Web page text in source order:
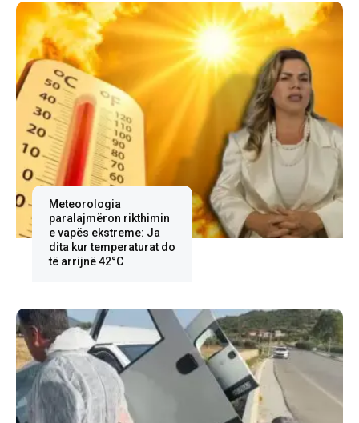
Meteorologia
paralajmëron rikthimin
e vapës ekstreme: Ja
dita kur temperaturat do
të arrijnë 42°C